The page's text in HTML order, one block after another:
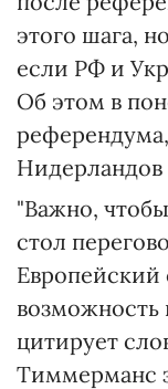
этого шага,
если РФ и
Об этом в
"Важно,
стол
Европейский
возможность
цитирует
Тиммерманс